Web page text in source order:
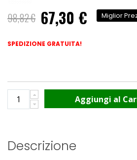
98,82 €
Prezzo
speciale
67,30 € Miglior
SPEDIZIONE GRATUITA!
Aggiungi al
Descrizione